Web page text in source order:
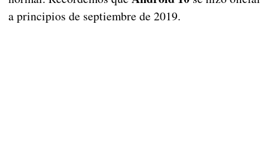
a principios de septiembre de 2019.